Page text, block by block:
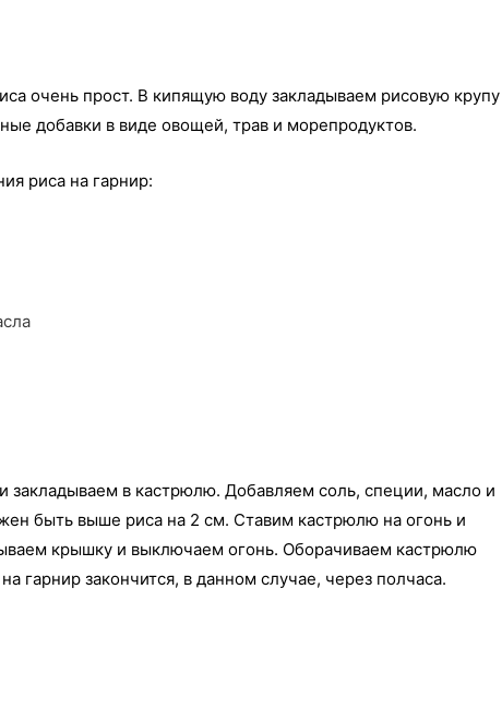
очень прост. В кипящую воду закладываем рисовую крупу
добавки в виде овощей, трав и морепродуктов.
риса на гарнир:
закладываем в кастрюлю. Добавляем соль, специи, масло и
быть выше риса на 2 см. Ставим кастрюлю на огонь и
крышку и выключаем огонь. Оборачиваем кастрюлю
гарнир закончится, в данном случае, через полчаса.